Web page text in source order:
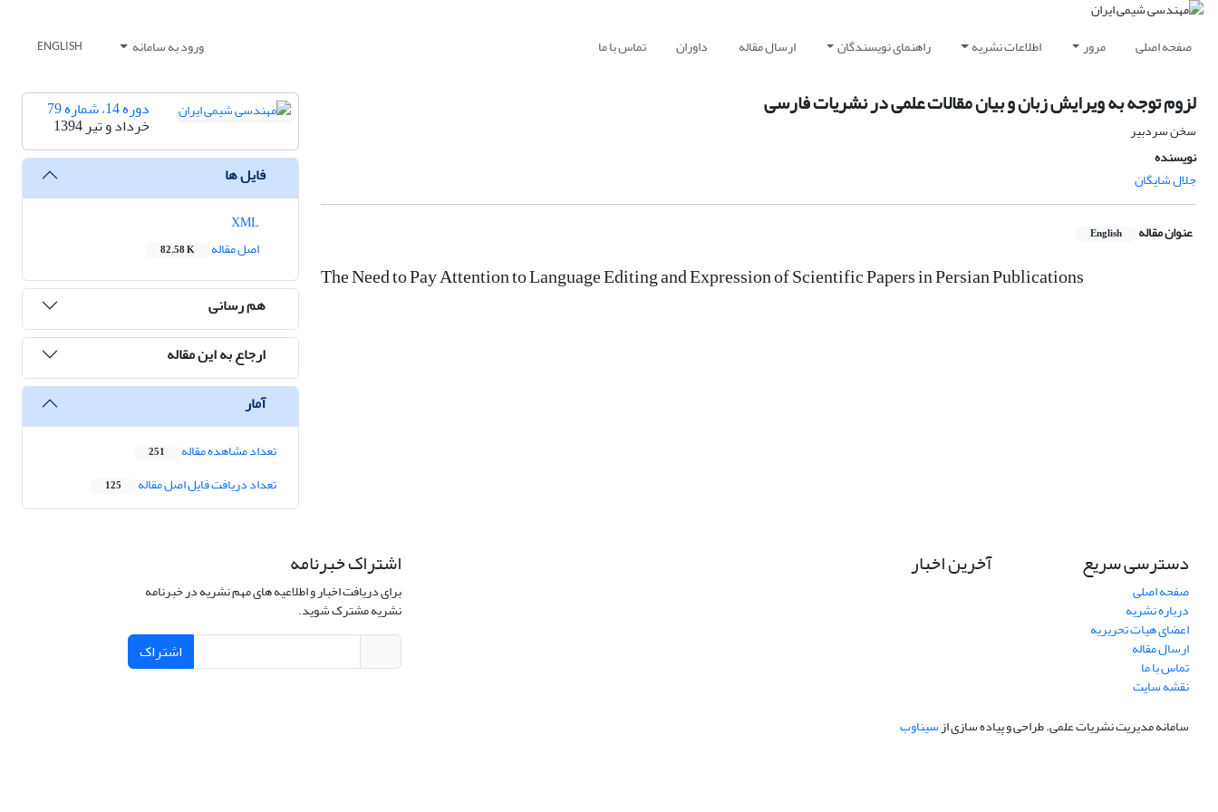
صفحه اصلی مرور اطلاعات نشریه راهنمای نویسندگان ارسال مقاله داوران تماس با ما ورود به سامانه ENGLISH
لزوم توجه به ویرایش زبان و بیان مقالات علمی در نشریات فارسی
سخن سردبیر
نویسنده
جلال شایگان
عنوان مقاله English
The Need to Pay Attention to Language Editing and Expression of Scientific Papers in Persian Publications
دوره 14، شماره 79
خرداد و تیر 1394
فایل ها
اصل مقاله
82.58 K
هم رسانی
ارجاع به این مقاله
آمار
تعداد مشاهده مقاله 251
تعداد دریافت فایل اصل مقاله 125
دسترسی سریع
صفحه اصلی
درباره نشریه
اعضای هیات تحریریه
ارسال مقاله
تماس با ما
نقشه سایت
آخرین اخبار اشتراک خبرنامه
برای دریافت اخبار و اطلاعیه های مهم نشریه در خبرنامه
نشریه مشترک شوید.
اشتراک
سامانه مدیریت نشریات علمی.طراحی و پیاده سازی ازسیناوب